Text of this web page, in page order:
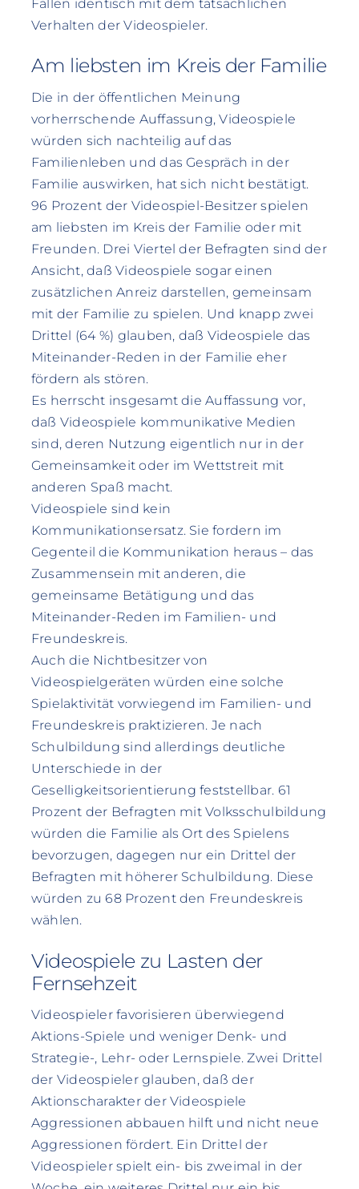
Fällen identisch mit dem tatsächlichen
Verhalten der Videospieler.
Am liebsten im Kreis der Familie
Die in der öffentlichen Meinung
vorherrschende Auffassung, Videospiele
würden sich nachteilig auf das
Familienleben und das Gespräch in der
Familie auswirken, hat sich nicht bestätigt.
96 Prozent der Videospiel-Besitzer spielen
am liebsten im Kreis der Familie oder mit
Freunden. Drei Viertel der Befragten sind der
Ansicht, daß Videospiele sogar einen
zusätzlichen Anreiz darstellen, gemeinsam
mit der Familie zu spielen. Und knapp zwei
Drittel (64 %) glauben, daß Videospiele das
Miteinander-Reden in der Familie eher
fördern als stören.
Es herrscht insgesamt die Auffassung vor,
daß Videospiele kommunikative Medien
sind, deren Nutzung eigentlich nur in der
Gemeinsamkeit oder im Wettstreit mit
anderen Spaß macht.
Videospiele sind kein
Kommunikationsersatz. Sie fordern im
Gegenteil die Kommunikation heraus – das
Zusammensein mit anderen, die
gemeinsame Betätigung und das
Miteinander-Reden im Familien- und
Freundeskreis.
Auch die Nichtbesitzer von
Videospielgeräten würden eine solche
Spielaktivität vorwiegend im Familien- und
Freundeskreis praktizieren. Je nach
Schulbildung sind allerdings deutliche
Unterschiede in der
Geselligkeitsorientierung feststellbar. 61
Prozent der Befragten mit Volksschulbildung
würden die Familie als Ort des Spielens
bevorzugen, dagegen nur ein Drittel der
Befragten mit höherer Schulbildung. Diese
würden zu 68 Prozent den Freundeskreis
wählen.
Videospiele zu Lasten der
Fernsehzeit
Videospieler favorisieren überwiegend
Aktions-Spiele und weniger Denk- und
Strategie-, Lehr- oder Lernspiele. Zwei Drittel
der Videospieler glauben, daß der
Aktionscharakter der Videospiele
Aggressionen abbauen hilft und nicht neue
Aggressionen fördert. Ein Drittel der
Videospieler spielt ein- bis zweimal in der